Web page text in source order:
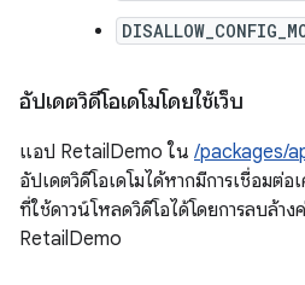
อัปเดตวิดีโอเดโมโดยใช้เว็บ
แอป RetailDemo ใน /packages/
อัปเดตวิดีโอเดโมได้หากมีการเชื่อมต่
ที่ใช้ดาวน์โหลดวิดีโอได้โดยการลบล้า
RetailDemo